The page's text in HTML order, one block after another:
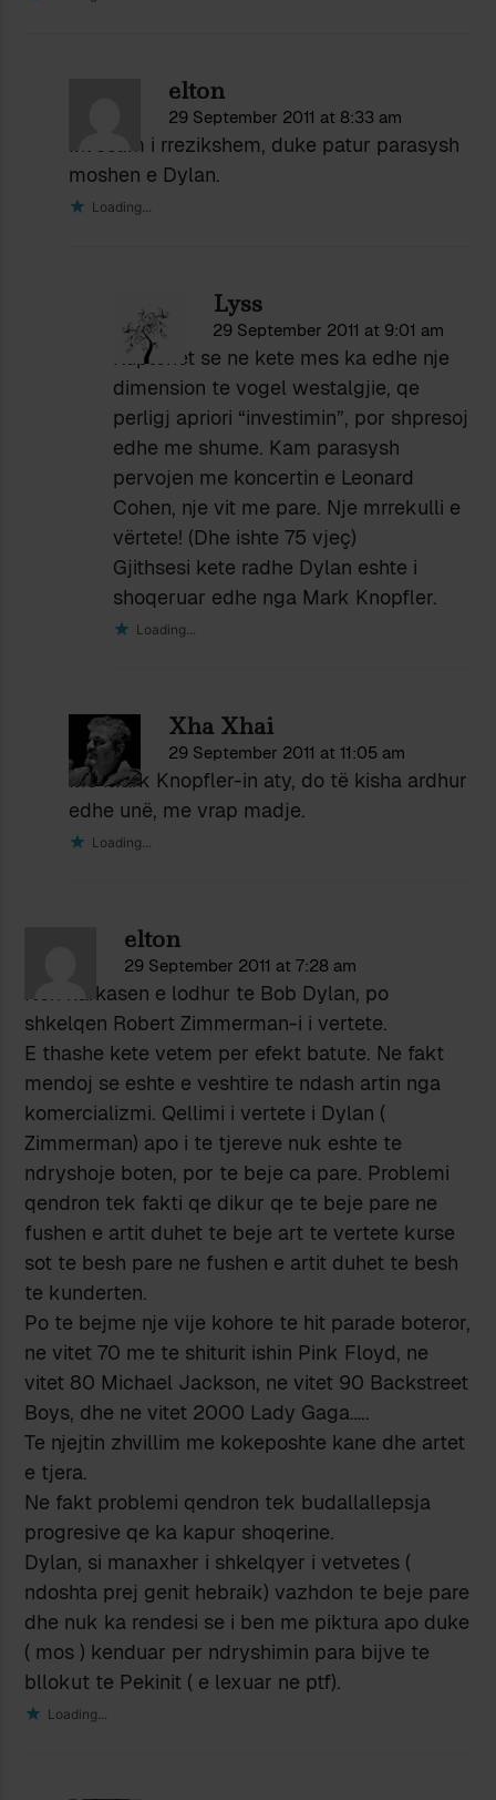
elton
29 September 2011 at 8:33 am
Investim i rrezikshem, duke patur parasysh
moshen e Dylan.
Loading...
Lyss
29 September 2011 at 9:01 am
Kuptohet se ne kete mes ka edhe nje
dimension te vogel westalgjie, qe
perligj apriori “investimin”, por shpresoj
edhe me shume. Kam parasysh
pervojen me koncertin e Leonard
Cohen, nje vit me pare. Nje mrrekulli e
vërtete! (Dhe ishte 75 vjeç)
Gjithsesi kete radhe Dylan eshte i
shoqeruar edhe nga Mark Knopfler.
Loading...
Xha Xhai
29 September 2011 at 11:05 am
Me Mark Knopfler-in aty, do të kisha ardhur
edhe unë, me vrap madje.
Loading...
elton
29 September 2011 at 7:28 am
Nen karkasen e lodhur te Bob Dylan, po
shkelqen Robert Zimmerman-i i vertete.
E thashe kete vetem per efekt batute. Ne fakt
mendoj se eshte e veshtire te ndash artin nga
komercializmi. Qellimi i vertete i Dylan (
Zimmerman) apo i te tjereve nuk eshte te
ndryshoje boten, por te beje ca pare. Problemi
qendron tek fakti qe dikur qe te beje pare ne
fushen e artit duhet te beje art te vertete kurse
sot te besh pare ne fushen e artit duhet te besh
te kunderten.
Po te bejme nje vije kohore te hit parade boteror,
ne vitet 70 me te shiturit ishin Pink Floyd, ne
vitet 80 Michael Jackson, ne vitet 90 Backstreet
Boys, dhe ne vitet 2000 Lady Gaga…..
Te njejtin zhvillim me kokeposhte kane dhe artet
e tjera.
Ne fakt problemi qendron tek budallallepsja
progresive qe ka kapur shoqerine.
Dylan, si manaxher i shkelqyer i vetvetes (
ndoshta prej genit hebraik) vazhdon te beje pare
dhe nuk ka rendesi se i ben me piktura apo duke
( mos ) kenduar per ndryshimin para bijve te
bllokut te Pekinit ( e lexuar ne ptf).
Loading...